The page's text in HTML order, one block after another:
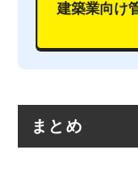
建築業向け
まとめ